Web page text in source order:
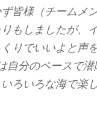
皆様（チームメ
もしましたが、
りでいいよと声
自分のペースで
ろいろな海で楽